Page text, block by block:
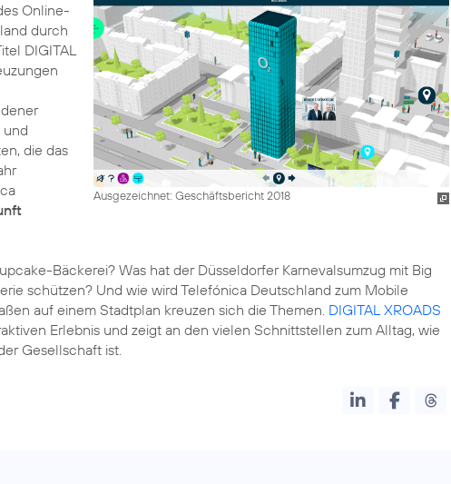
Ausgezeichnet: Geschäftsbericht 2018
Online-
durch
DIGITAL
und
die das
Bäckerei? Was hat der Düsseldorfer Karnevalsumzug mit Big
schützen? Und wie wird Telefónica Deutschland zum Mobile
auf einem Stadtplan kreuzen sich die Themen. DIGITAL XROADS
Erlebnis und zeigt an den vielen Schnittstellen zum Alltag, wie
Gesellschaft ist.